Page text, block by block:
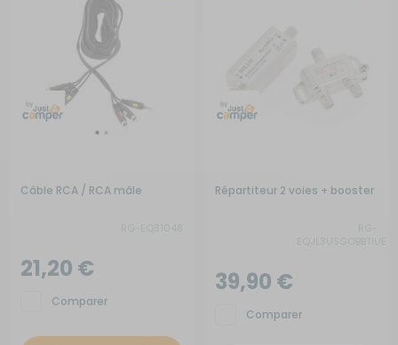
Câble RCA / RCA mâle
21,20 €
Comparer
Répartiteur 2 voies + booster
39,90 €
Comparer